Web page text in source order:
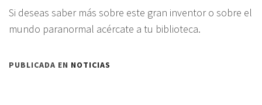
Si deseas saber más sobre este gran inventor o sobre el
mundo paranormal acércate a tu biblioteca.
PUBLICADA EN NOTICIAS